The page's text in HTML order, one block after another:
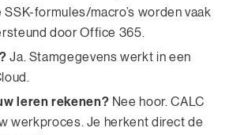
formules/macro’s worden vaak
door Office 365.
Ja. Stamgegevens werkt in een
leren rekenen? Nee hoor. CALC
werkproces. Je herkent direct de